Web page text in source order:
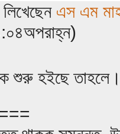
এস এম
শুরু হইছে